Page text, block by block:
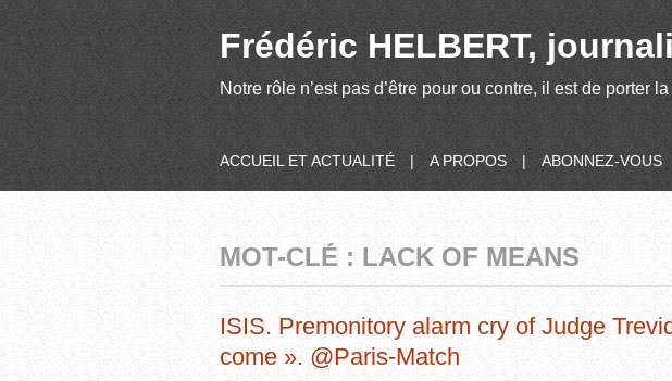
Frédéric HELBERT,
Notre rôle n’est pas d’être pour ou contre, il est de porter
ACCUEIL ET ACTUALITÉ | A PROPOS | ABONNEZ-VOUS
MOT-CLÉ : LACK OF MEANS
ISIS. Premonitory alarm cry of Judge
come ». @Paris-Match